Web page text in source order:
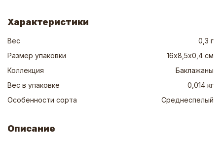
Характеристики
Вес
0,3 г
Размер упаковки
16х8,5х0,4 см
Коллекция
Баклажаны
Вес в упаковке
0,014 кг
Особенности сорта
Среднеспелый
Описание